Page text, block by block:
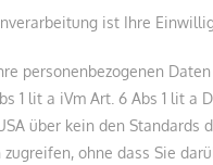
ist Ihre
personenbezogenen
1 lit a iVm Art. 6 Abs 1 lit a
über kein den Standards
ohne dass Sie